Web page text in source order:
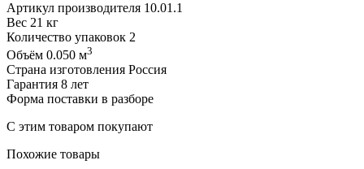
Артикул производителя 10.01.1
Вес 21 кг
Количество упаковок 2
Объём 0.050 м3
Страна изготовления Россия
Гарантия 8 лет
Форма поставки в разборе
С этим товаром покупают
Похожие товары